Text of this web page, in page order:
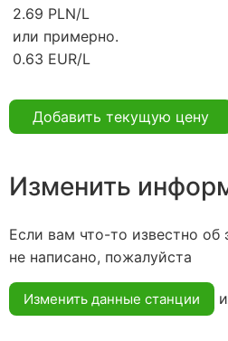
2.69 PLN/L
или примерно.
0.63 EUR/L
Добавить текущую цену
Изменить
Если вам что-то известно об
не написано, пожалуйста
Изменить данные станции